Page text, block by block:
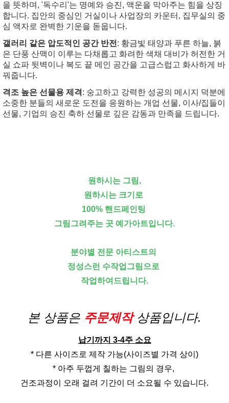
을 뜻하며, '독수리'는 명예와 승진, 액운을 막아주는 힘을 상징
합니다. 집안의 중심인 거실이나 사업장의 카운터, 집무실의 중
심 액자로 완벽한 기운을 돋웁니다.
갤러리 같은 압도적인 공간 반전 : 황금빛 태양과 푸른 하늘, 붉
은 단풍 산맥이 이루는 다채롭고 화려한 색채 대비가 허전한 거
실 쇼파 뒷벽이나 복도 끝 메인 공간을 고급스럽고 화사하게 바
꿔줍니다.
격조 높은 선물용 제격 : 숭고하고 강력한 성공의 메시지 덕분에
소중한 분들의 새로운 도전을 응원하는 개업 선물, 이사/집들이
선물, 기업의 승진 축하 선물로 깊은 감동과 만족을 드립니다.
원하시는 그림,
원하시는 크기로
100% 핸드페인팅
그림그려주는 곳 예가아트입니다.
분야별 전문 아티스트의
정성스런 수작업그림으로
작업하여드립니다.
본 상품은 주문제작 상품입니다.
납기까지 3-4주 소요
* 다른 사이즈로 제작 가능(사이즈별 가격 상이)
* 아주 두껍게 칠하는 그림의 경우,
건조과정이 오래 걸려 기간이 더 소요될 수 있습니다.